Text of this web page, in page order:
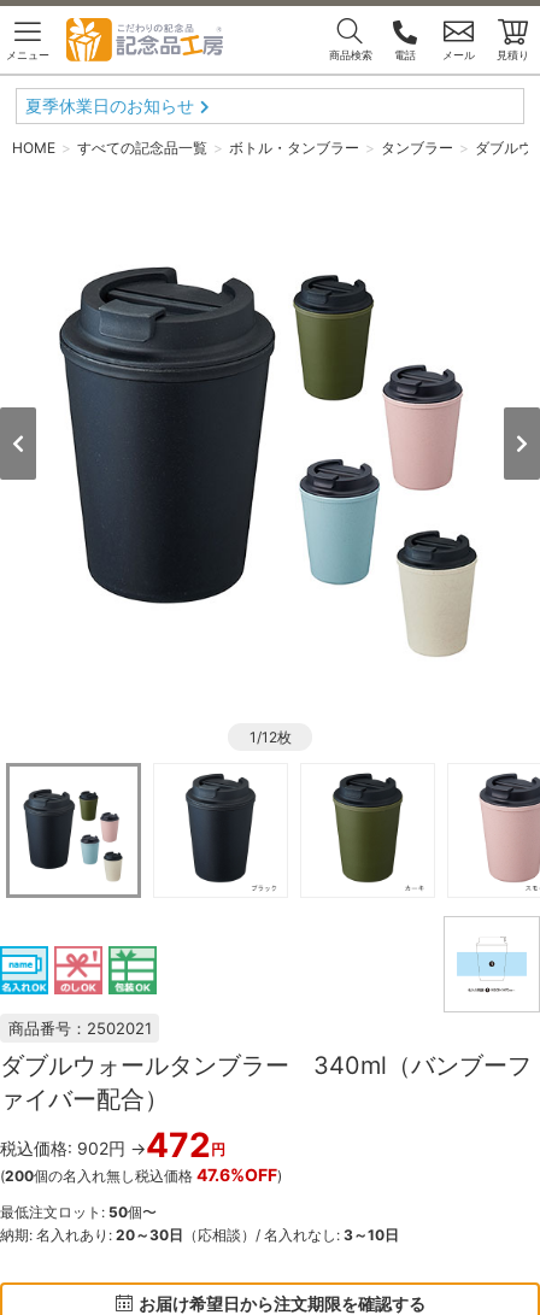
メニュー 商品検索 電話 メール 見積り
夏季休業日のお知らせ
HOME すべての記念品一覧 ボトル・タンブラー タンブラー ダブルウ
1/12枚
商品番号：2502021
ダブルウォールタンブラー 340ml（バンブーフ
ァイバー配合）
税込価格: 902円 →472円
(200個の名入れ無し税込価格 47.6%OFF)
最低注文ロット: 50個〜
納期: 名入れあり: 20～30日 （応相談）/ 名入れなし: 3～10日
お届け希望日から注文期限を確認する